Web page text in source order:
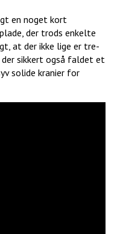
en noget kort
der trods enkelte
at der ikke lige er tre-
sikkert også faldet et
solide kranier for